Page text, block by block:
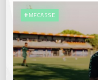
#MFCASSE